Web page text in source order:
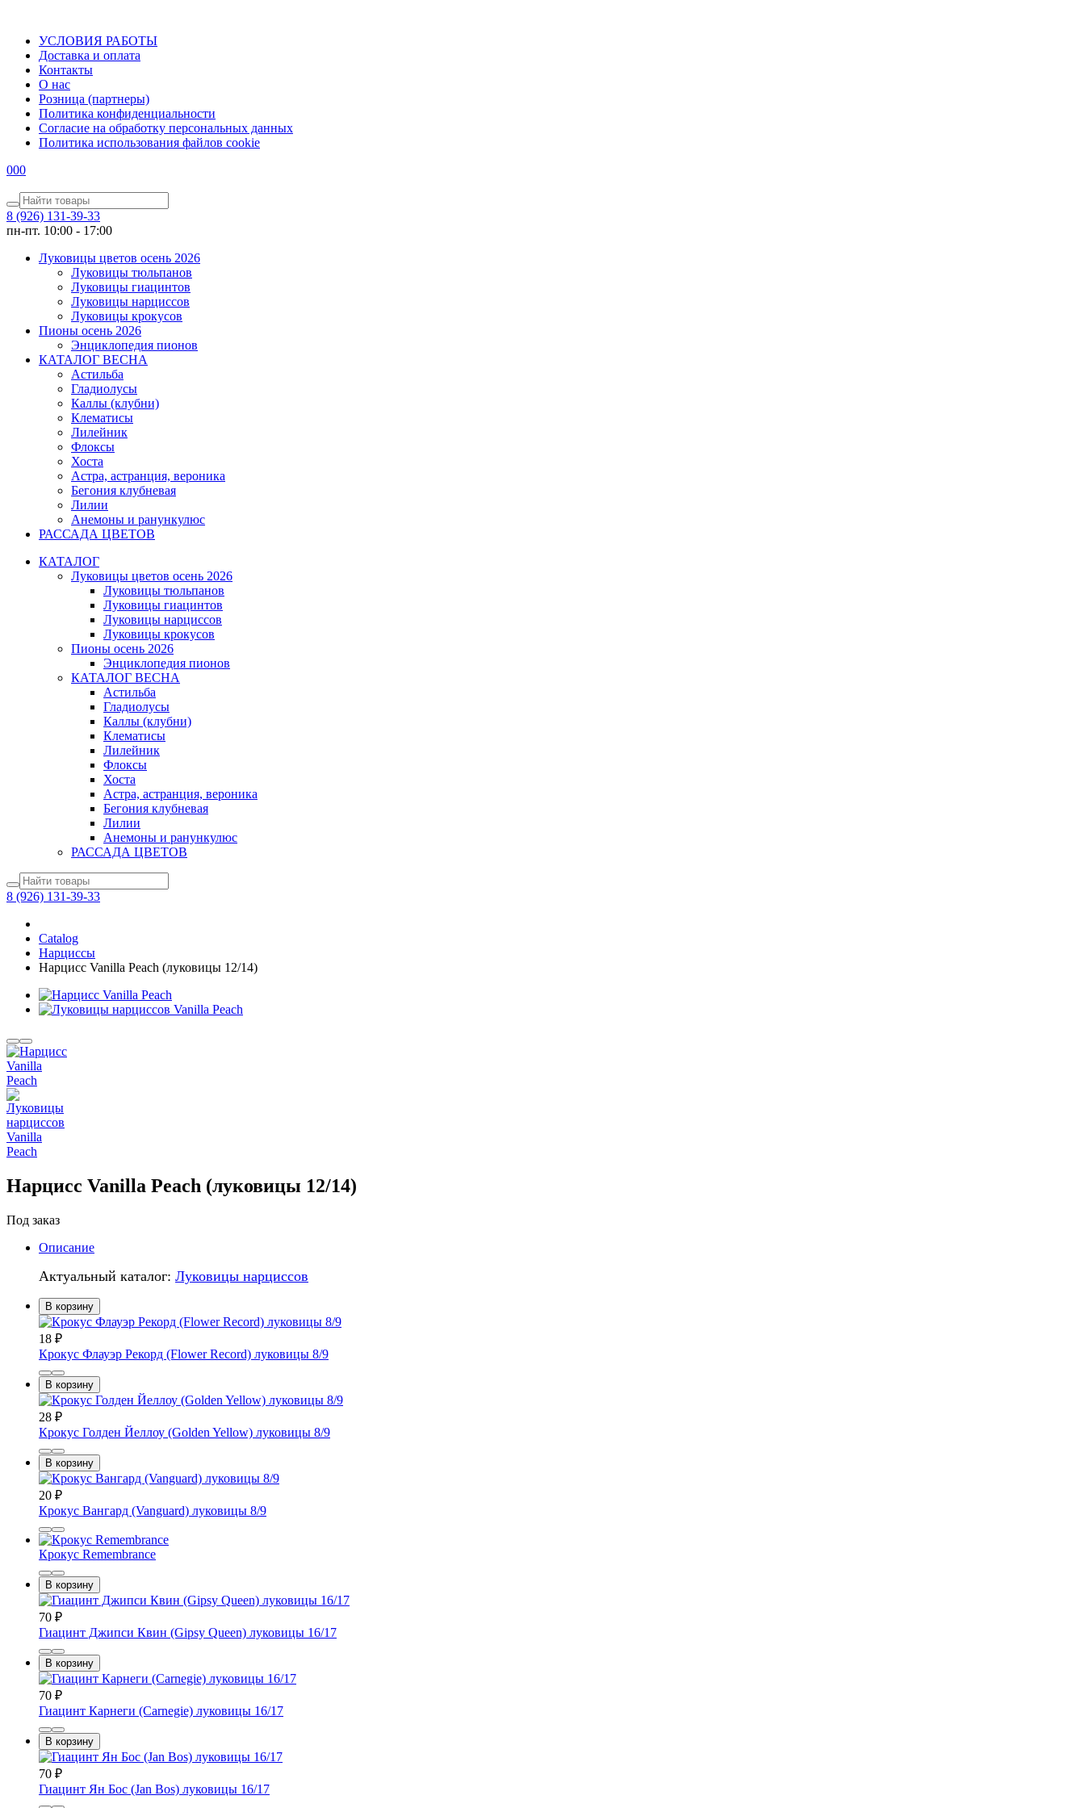
УСЛОВИЯ РАБОТЫ
Доставка и оплата
Контакты
О наc
Розница (партнеры)
Политика конфиденциальности
Согласие на обработку персональных данных
Политика использования файлов сookie
000
8 (926) 131-39-33
пн-пт. 10:00 - 17:00
Луковицы цветов осень 2026
Луковицы тюльпанов
Луковицы гиацинтов
Луковицы нарциссов
Луковицы крокусов
Пионы осень 2026
Энциклопедия пионов
КАТАЛОГ ВЕСНА
Астильба
Гладиолусы
Каллы (клубни)
Клематисы
Лилейник
Флоксы
Хоста
Астра, астранция, вероника
Бегония клубневая
Лилии
Анемоны и ранункулюс
РАССАДА ЦВЕТОВ
КАТАЛОГ
Луковицы цветов осень 2026
Луковицы тюльпанов
Луковицы гиацинтов
Луковицы нарциссов
Луковицы крокусов
Пионы осень 2026
Энциклопедия пионов
КАТАЛОГ ВЕСНА
Астильба
Гладиолусы
Каллы (клубни)
Клематисы
Лилейник
Флоксы
Хоста
Астра, астранция, вероника
Бегония клубневая
Лилии
Анемоны и ранункулюс
РАССАДА ЦВЕТОВ
8 (926) 131-39-33
Catalog
Нарциссы
Нарцисс Vanilla Peach (луковицы 12/14)
Нарцисс Vanilla Peach (луковицы 12/14)
Под заказ
Описание
Актуальный каталог: Луковицы нарциссов
В корзину
18 ₽
Крокус Флауэр Рекорд (Flower Record) луковицы 8/9
В корзину
28 ₽
Крокус Голден Йеллоу (Golden Yellow) луковицы 8/9
В корзину
20 ₽
Крокус Вангард (Vanguard) луковицы 8/9
Крокус Remembrance
В корзину
70 ₽
Гиацинт Джипси Квин (Gipsy Queen) луковицы 16/17
В корзину
70 ₽
Гиацинт Карнеги (Carnegie) луковицы 16/17
В корзину
70 ₽
Гиацинт Ян Бос (Jan Bos) луковицы 16/17